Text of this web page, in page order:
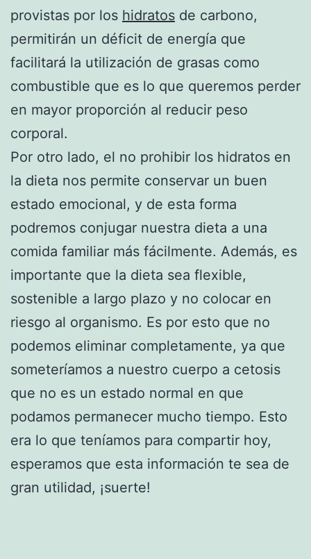
provistas por los hidratos de carbono,
permitirán un déficit de energía que
facilitará la utilización de grasas como
combustible que es lo que queremos perder
en mayor proporción al reducir peso
corporal.
Por otro lado, el no prohibir los hidratos en
la dieta nos permite conservar un buen
estado emocional, y de esta forma
podremos conjugar nuestra dieta a una
comida familiar más fácilmente. Además, es
importante que la dieta sea flexible,
sostenible a largo plazo y no colocar en
riesgo al organismo. Es por esto que no
podemos eliminar completamente, ya que
someteríamos a nuestro cuerpo a cetosis
que no es un estado normal en que
podamos permanecer mucho tiempo. Esto
era lo que teníamos para compartir hoy,
esperamos que esta información te sea de
gran utilidad, ¡suerte!